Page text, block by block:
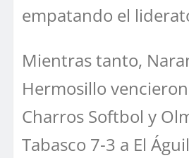
empatando el
Mientras tanto,
Hermosillo
Charros Softbol y
Tabasco 7-3 a El